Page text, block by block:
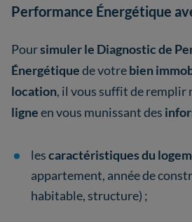
Performance Énergétique
Poursimuler le Diagnostic de
Énergétiquede votrebien
location, il vous suffit de remplir
ligneen vous munissant des
lescaractéristiques du
appartement, année de
habitable, structure) ;